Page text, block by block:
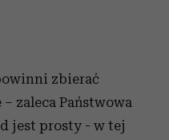
zbierać
zaleca Państwowa
jest prosty - w tej